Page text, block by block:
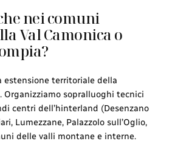
nei comuni
Val Camonica o
estensione territoriale della
Organizziamo sopralluoghi tecnici
centri dell’hinterland (Desenzano
Lumezzane, Palazzolo sull’Oglio,
delle valli montane e interne.